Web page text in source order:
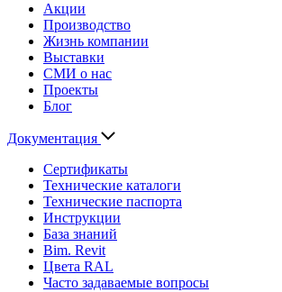
Акции
Производство
Жизнь компании
Выставки
СМИ о нас
Проекты
Блог
Документация
Сертификаты
Технические каталоги
Технические паспорта
Инструкции
База знаний
Bim. Revit
Цвета RAL
Часто задаваемые вопросы